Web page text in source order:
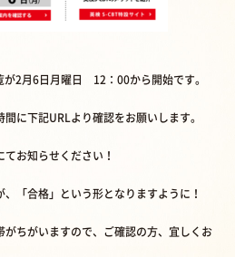
2月6日月曜日 12：00から開始です。
に下記URLより確認をお願いします。
お知らせください！
「合格」という形となりますように！
がちがいますので、ご確認の方、宜しくお